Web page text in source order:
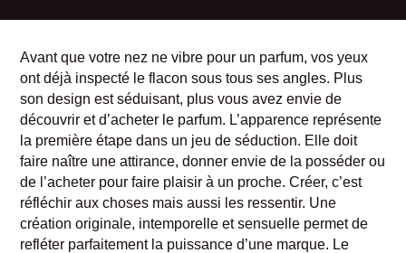
Avant que votre nez ne vibre pour un parfum, vos yeux
ont déjà inspecté le flacon sous tous ses angles. Plus
son design est séduisant, plus vous avez envie de
découvrir et d’acheter le parfum. L’apparence représente
la première étape dans un jeu de séduction. Elle doit
faire naître une attirance, donner envie de la posséder ou
de l’acheter pour faire plaisir à un proche. Créer, c’est
réfléchir aux choses mais aussi les ressentir. Une
création originale, intemporelle et sensuelle permet de
refléter parfaitement la puissance d’une marque. Le